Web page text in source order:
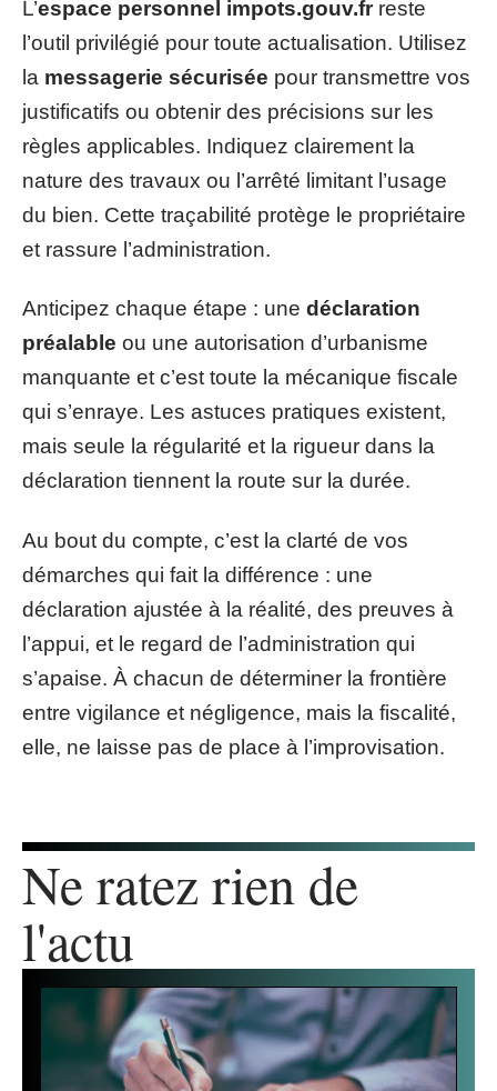
L’espace personnel impots.gouv.frreste
l’outil privilégié pour toute actualisation. Utilisez
la messagerie sécurisée pour transmettre vos
justificatifs ou obtenir des précisions sur les
règles applicables. Indiquez clairement la
nature des travaux ou l’arrêté limitant l’usage
du bien. Cette traçabilité protège le propriétaire
et rassure l’administration.
Anticipez chaque étape : une déclaration
préalable ou une autorisation d’urbanisme
manquante et c’est toute la mécanique fiscale
qui s’enraye. Les astuces pratiques existent,
mais seule la régularité et la rigueur dans la
déclaration tiennent la route sur la durée.
Au bout du compte, c’est la clarté de vos
démarches qui fait la différence : une
déclaration ajustée à la réalité, des preuves à
l’appui, et le regard de l’administration qui
s’apaise. À chacun de déterminer la frontière
entre vigilance et négligence, mais la fiscalité,
elle, ne laisse pas de place à l’improvisation.
Ne ratez rien de
l'actu